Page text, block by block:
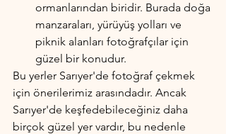
ormanlarından biridir. Burada doğa
manzaraları, yürüyüş yolları ve
piknik alanları fotoğrafçılar için
güzel bir konudur.
Bu yerler Sarıyer'de fotoğraf çekmek
için önerilerimiz arasındadır. Ancak
Sarıyer'de keşfedebileceğiniz daha
birçok güzel yer vardır, bu nedenle